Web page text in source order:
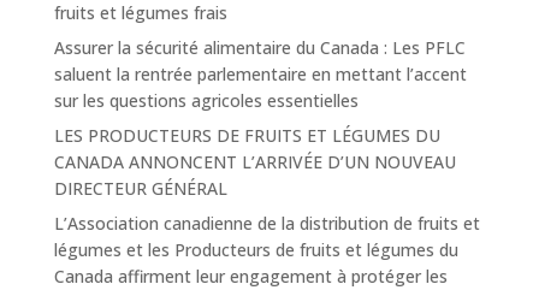
fruits et légumes frais
Assurer la sécurité alimentaire du Canada : Les PFLC
saluent la rentrée parlementaire en mettant l’accent
sur les questions agricoles essentielles
LES PRODUCTEURS DE FRUITS ET LÉGUMES DU
CANADA ANNONCENT L’ARRIVÉE D’UN NOUVEAU
DIRECTEUR GÉNÉRAL
L’Association canadienne de la distribution de fruits et
légumes et les Producteurs de fruits et légumes du
Canada affirment leur engagement à protéger les